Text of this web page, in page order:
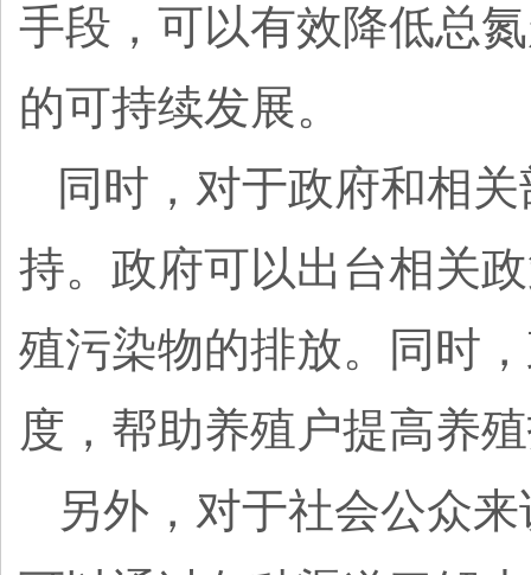
手段，可以有效降低总
的可持续发展。
同时，对于政府和相
持。政府可以出台相关
殖污染物的排放。同时
度，帮助养殖户提高养
另外，对于社会公众